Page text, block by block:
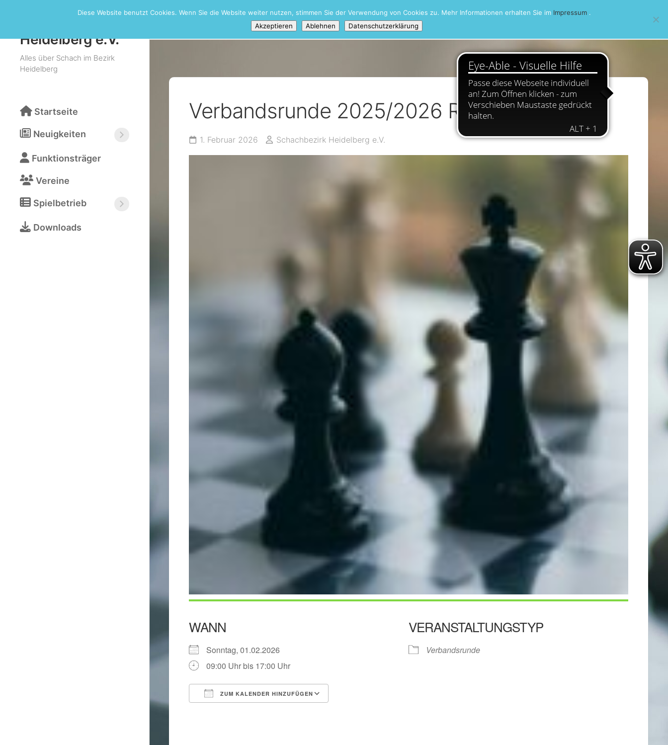
Heidelberg e.V.
Alles über Schach im Bezirk
Heidelberg
Startseite
Neuigkeiten
Funktionsträger
Vereine
Spielbetrieb
Downloads
Verbandsrunde 2025/2026 Runde 5
1. Februar 2026 Schachbezirk Heidelberg e.V.
WANN
Sonntag, 01.02.2026
09:00 Uhr bis 17:00 Uhr
ZUM KALENDER HINZUFÜGEN
VERANSTALTUNGSTYP
Verbandsrunde
Diese Website benutzt Cookies. Wenn Sie die Website weiter nutzen, stimmen Sie der Verwendung von Cookies zu. Mehr Informationen erhalten Sie im Impressum .
Akzeptieren
Ablehnen Datenschutzerklärung